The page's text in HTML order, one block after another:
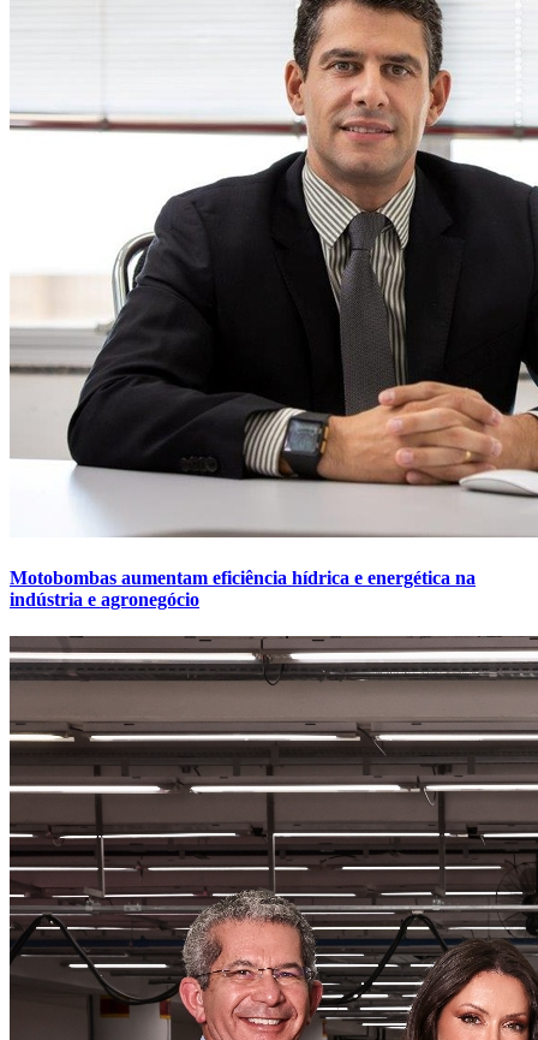
Motobombas aumentam eficiência hídrica e energética na
indústria e agronegócio